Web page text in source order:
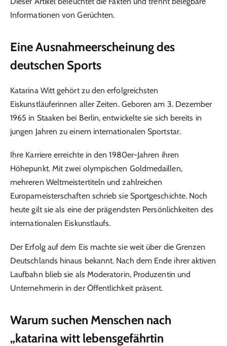
Informationen von Gerüchten.
Eine Ausnahmeerscheinung des
deutschen Sports
Katarina Witt gehört zu den erfolgreichsten
Eiskunstläuferinnen aller Zeiten. Geboren am 3. Dezember
1965 in Staaken bei Berlin, entwickelte sie sich bereits in
jungen Jahren zu einem internationalen Sportstar.
Ihre Karriere erreichte in den 1980er-Jahren ihren
Höhepunkt. Mit zwei olympischen Goldmedaillen,
mehreren Weltmeistertiteln und zahlreichen
Europameisterschaften schrieb sie Sportgeschichte. Noch
heute gilt sie als eine der prägendsten Persönlichkeiten des
internationalen Eiskunstlaufs.
Der Erfolg auf dem Eis machte sie weit über die Grenzen
Deutschlands hinaus bekannt. Nach dem Ende ihrer aktiven
Laufbahn blieb sie als Moderatorin, Produzentin und
Unternehmerin in der Öffentlichkeit präsent.
Warum suchen Menschen nach
„katarina witt lebensgefährtin